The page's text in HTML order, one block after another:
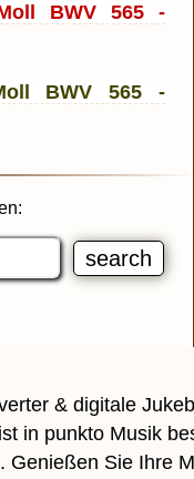
BWV 565 -
& digitale
in punkto Musik
Genießen Sie Ihre